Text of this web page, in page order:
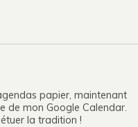
papier, maintenant
de mon Google Calendar.
la tradition !